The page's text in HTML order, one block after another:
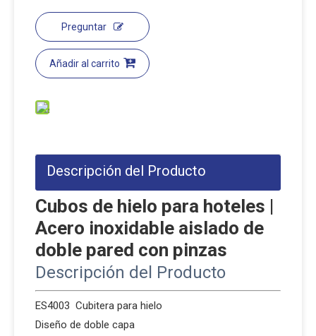
Preguntar
Añadir al carrito
Descripción del Producto
Cubos de hielo para hoteles |
Acero inoxidable aislado de
doble pared con pinzas
Descripción del Producto
ES4003 Cubitera para hielo
Diseño de doble capa